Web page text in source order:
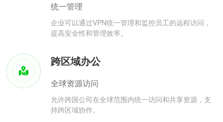
统一管理
企业可以通过VPN统一管理和监控员工的远程访问，
提高安全性和管理效率。
跨区域办公
全球资源访问
允许跨国公司在全球范围内统一访问和共享资源，支
持跨区域协作。